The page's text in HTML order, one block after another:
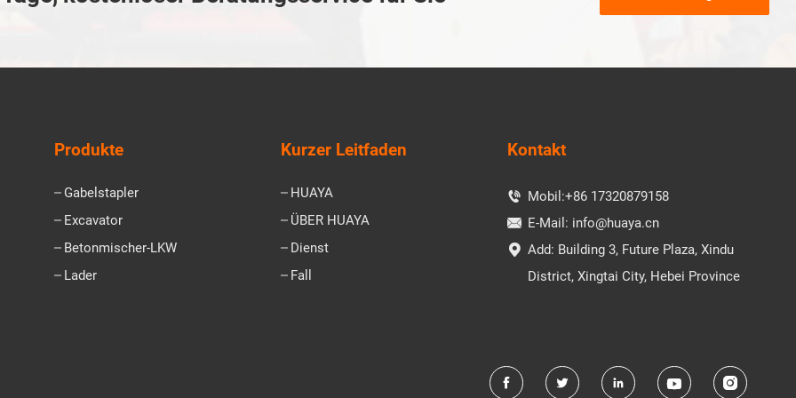
Produkte
Gabelstapler
Excavator
Betonmischer-LKW
Lader
Kurzer Leitfaden
HUAYA
ÜBER HUAYA
Dienst
Fall
Kontakt
 Mobil:+86 17320879158
 E-Mail: info@huaya.cn
 Add: Building 3, Future Plaza, Xindu
District, Xingtai City, Hebei Province
    